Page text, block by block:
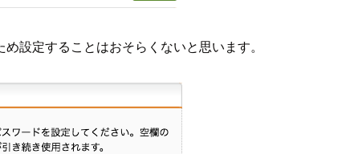
設定することはおそらくないと思います。